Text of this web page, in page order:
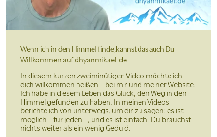
Wenn ich in den Himmel finde,kannst das auch Du
Willkommen aufdhyanmikael.de
In diesem kurzen zweiminütigen Video möchte ich
dich willkommen heißen – bei mir und meiner Website.
Ich habe in diesem Leben das Glück, den Weg in den
Himmel gefunden zu haben. In meinen Videos
berichte ich von unterwegs, um dir zu sagen: es ist
möglich – für jeden –, und es ist einfach. Du brauchst
nichts weiter als ein wenig Geduld.